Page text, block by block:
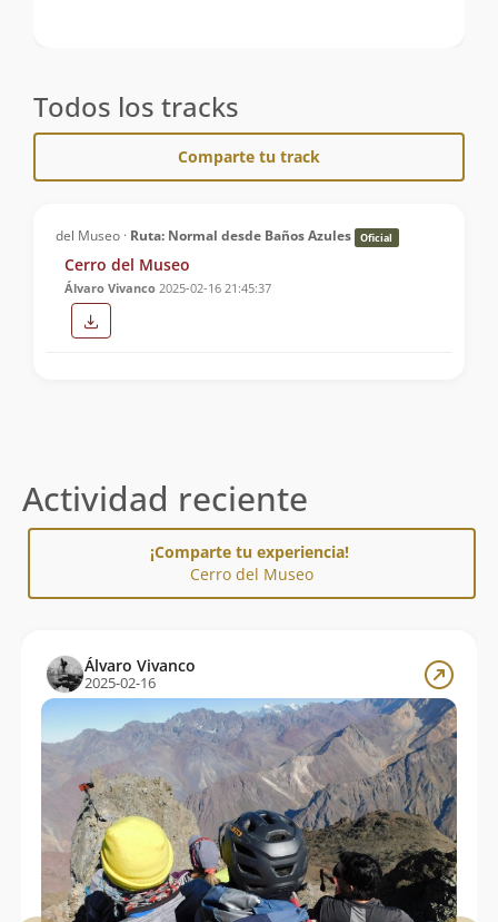
Todos los tracks
Comparte tu track
del Museo · Ruta: Normal desde Baños Azules Oficial
Cerro del Museo
Álvaro Vivanco 2025-02-16 21:45:37
Actividad reciente
¡Comparte tu experiencia!
Cerro del Museo
Álvaro Vivanco
2025-02-16